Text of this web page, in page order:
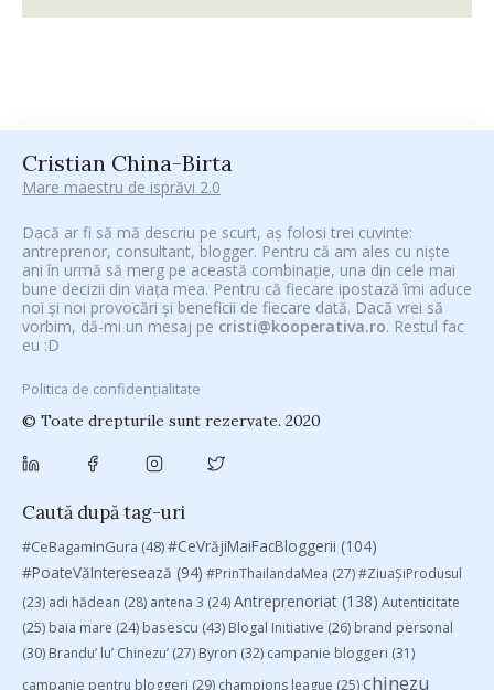
Cristian China-Birta
Mare maestru de isprăvi 2.0
Dacă ar fi să mă descriu pe scurt, aș folosi trei cuvinte:
antreprenor, consultant, blogger. Pentru că am ales cu niște
ani în urmă să merg pe această combinație, una din cele mai
bune decizii din viața mea. Pentru că fiecare ipostază îmi aduce
noi și noi provocări și beneficii de fiecare dată. Dacă vrei să
vorbim, dă-mi un mesaj pe cristi@kooperativa.ro. Restul fac
eu :D
Politica de confidențialitate
© Toate drepturile sunt rezervate. 2020
Caută după tag-uri
#CeBagamInGura (48)#CeVrăjiMaiFacBloggerii (104)
#PoateVăInteresează (94) #PrinThailandaMea (27)#ZiuaȘiProdusul
(23) adi hădean (28) antena 3 (24)Antreprenoriat (138) Autenticitate
(25) baia mare (24) basescu (43) Blogal Initiative (26) brand personal
(30) Brandu’ lu’ Chinezu’ (27) Byron (32) campanie bloggeri (31)
campanie pentru bloggeri (29) champions league (25)chinezu